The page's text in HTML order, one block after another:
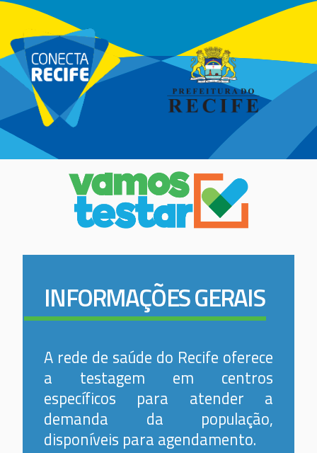
INFORMAÇÕES GERAIS
A rede de saúde do Recife oferece
a testagem em centros
específicos para atender a
demanda da população,
disponíveis para agendamento.